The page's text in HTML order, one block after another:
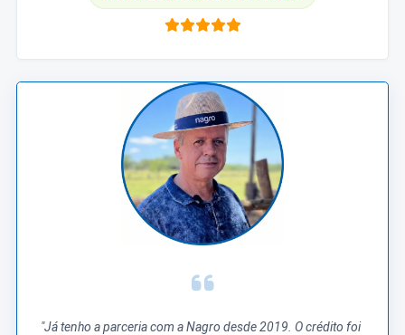
"Já tenho a parceria com a Nagro desde 2019. O crédito foi